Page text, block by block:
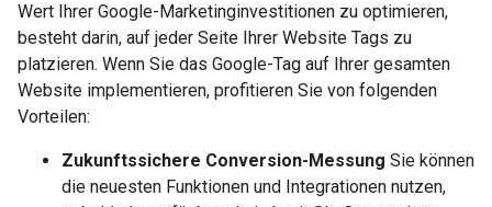
Wert Ihrer Google-Marketinginvestitionen zu optimieren,
besteht darin, auf jeder Seite Ihrer Website Tags zu
platzieren. Wenn Sie das Google-Tag auf Ihrer gesamten
Website implementieren, profitieren Sie von folgenden
Vorteilen:
Zukunftssichere Conversion-Messung Sie können
die neuesten Funktionen und Integrationen nutzen,